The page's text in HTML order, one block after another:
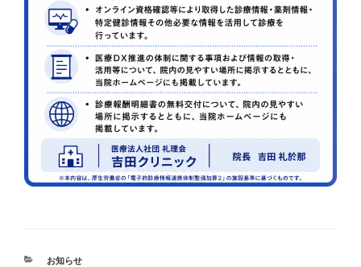
カ
お知らせ